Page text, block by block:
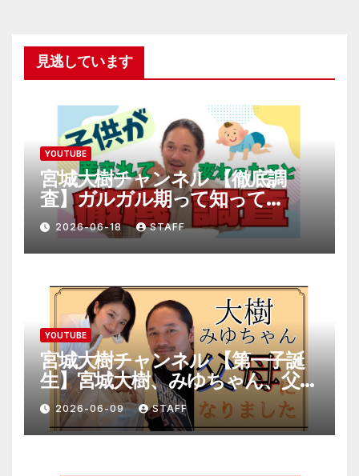
見逃しています
YOUTUBE
宮城大樹チャンネル 【徹底調
査】ガルガル期って知って
る！？
2026-06-18 STAFF
YOUTUBE
宮城大樹チャンネル 【第一子誕
生】宮城大樹、みゆちゃん、父母
になりました。
2026-06-09 STAFF